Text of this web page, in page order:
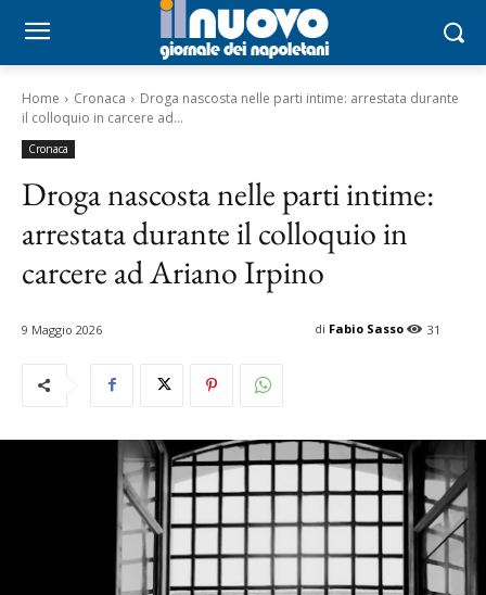
Home Cronaca
Droga nascosta nelle parti intime: arrestata durante
il colloquio in carcere ad...
Cronaca
Droga nascosta nelle parti intime:
arrestata durante il colloquio in
carcere ad Ariano Irpino
9 Maggio 2026 31
di Fabio Sasso